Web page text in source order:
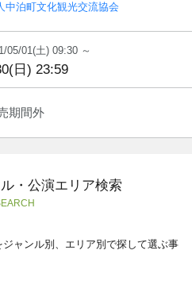
中泊町文化観光交流協会
05/01(土) 09:30 ～
日) 23:59
期間外
・公演エリア検索
ャンル別、エリア別で探して選ぶ事